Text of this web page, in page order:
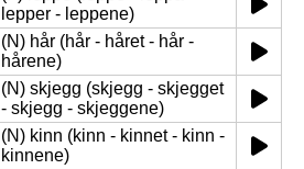
lepper - leppene)
(N) hår (hår - håret - hår -
hårene)
(N) skjegg (skjegg - skjegget
- skjegg - skjeggene)
(N) kinn (kinn - kinnet - kinn -
kinnene)